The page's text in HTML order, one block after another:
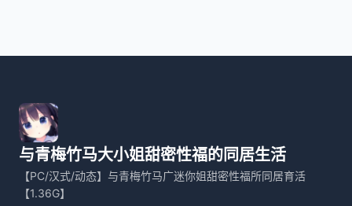
与青梅竹马大小姐甜密性福的同居生活
【PC/汉式/动态】与青梅竹马广迷你姐甜密性福所同居育活
【1.36G】